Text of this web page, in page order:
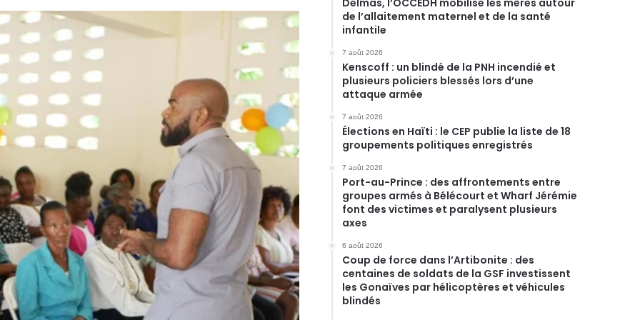
Delmas, l’OCCEDH mobilise les mères autour
de l’allaitement maternel et de la santé
infantile
7 août 2026
Kenscoff : un blindé de la PNH incendié et
plusieurs policiers blessés lors d’une
attaque armée
7 août 2026
Élections en Haïti : le CEP publie la liste de 18
groupements politiques enregistrés
7 août 2026
Port-au-Prince : des affrontements entre
groupes armés à Bélécourt et Wharf Jérémie
font des victimes et paralysent plusieurs
axes
6 août 2026
Coup de force dans l’Artibonite : des
centaines de soldats de la GSF investissent
les Gonaïves par hélicoptères et véhicules
blindés